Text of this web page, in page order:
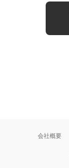
会社概要